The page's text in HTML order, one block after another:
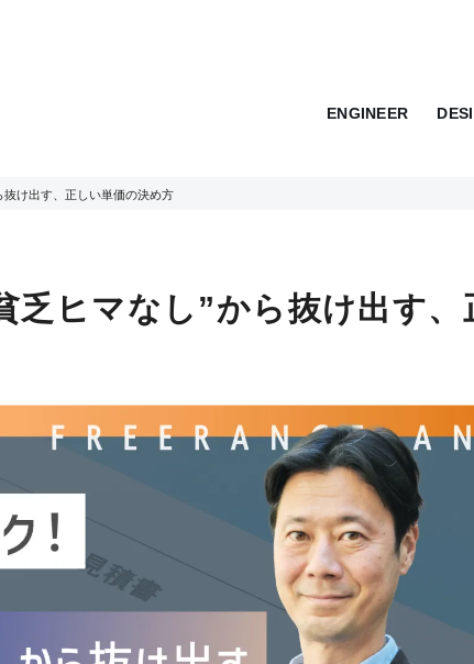
ENGINEER
抜け出す、正しい単価の決め方
乏ヒマなし”から抜け出す、